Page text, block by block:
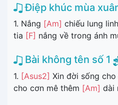
Điệp khúc mùa
1. Nắng [Am] chiếu lung
tia [F] nắng về trong ánh
Bài không tên số 1
1. [Asus2] Xin đời sống
cho cơn mê thêm [Am] dài